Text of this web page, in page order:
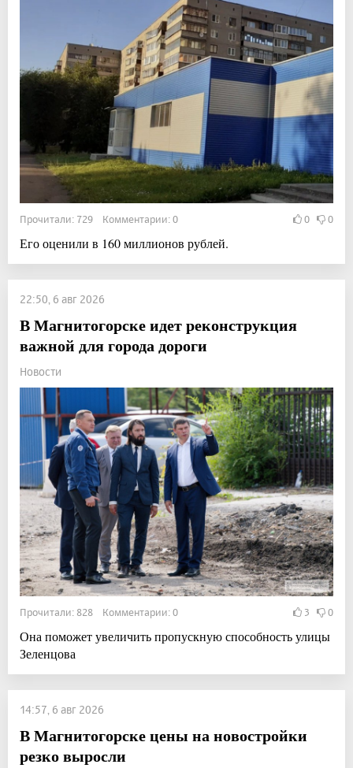
Прочитали: 729 Комментарии: 0 0 0
Его оценили в 160 миллионов рублей.
22:50, 6 авг 2026
В Магнитогорске идет реконструкция
важной для города дороги
Новости
Прочитали: 828 Комментарии: 0 3 0
Она поможет увеличить пропускную способность улицы
Зеленцова
14:57, 6 авг 2026
В Магнитогорске цены на новостройки
резко выросли